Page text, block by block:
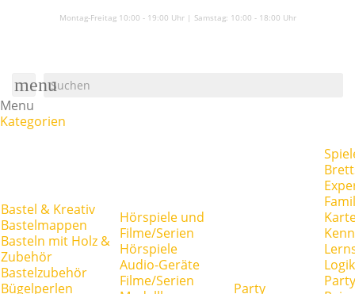
Montag-Freitag 10:00 - 19:00 Uhr | Samstag: 10:00 - 18:00 Uhr
menu
Menu
Kategorien
Bastel & Kreativ
Bastelmappen
Basteln mit Holz &
Zubehör
Bastelzubehör
Bügelperlen
Hörspiele und
Filme/Serien
Hörspiele
Audio-Geräte
Filme/Serien
Party